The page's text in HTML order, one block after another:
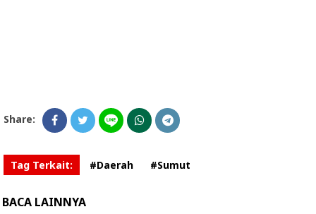
Share:
Tag Terkait: #Daerah #Sumut
BACA LAINNYA